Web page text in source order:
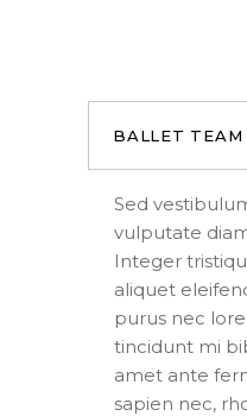
BALLET TEAM
Sed
vulputate
Integer
aliquet
purus nec
tincidunt mi
amet ante
sapien nec,